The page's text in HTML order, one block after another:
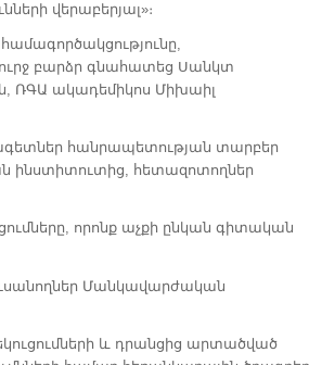
վերաբերյալ»։
բարձր գնահատեց Սանկտ
ՌԳԱ ակադեմիկոս Միխաիլ
հանրապետության տարբեր
ինստիտուտից, հետազոտողներ
որոնք աչքի ընկան գիտական
Մանկավարժական
և դրանցից արտածված